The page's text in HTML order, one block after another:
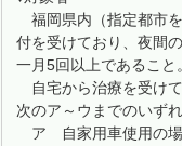
福岡県内（指定都市
付を受けており、夜間
一月5回以上であること
自宅から治療を受け
次のア～ウまでのいず
ア 自家用車使用の場